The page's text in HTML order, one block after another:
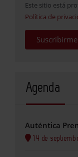
Este sitio está
Política de
Suscribirme
Agenda
Auténtica
14 de